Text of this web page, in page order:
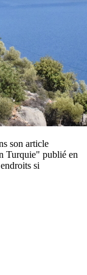
son article
Turquie" publié en
si